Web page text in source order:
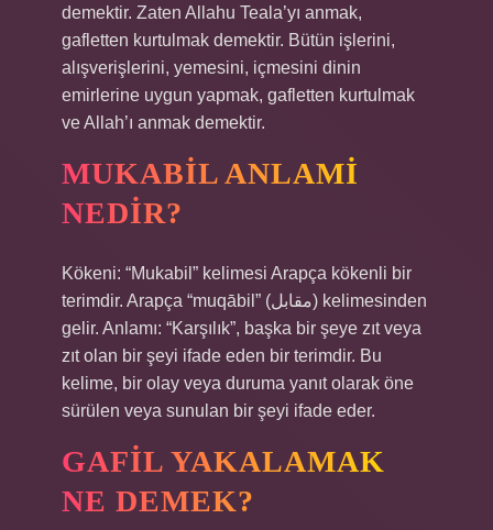
demektir. Zaten Allahu Teala’yı anmak,
gafletten kurtulmak demektir. Bütün işlerini,
alışverişlerini, yemesini, içmesini dinin
emirlerine uygun yapmak, gafletten kurtulmak
ve Allah’ı anmak demektir.
MUKABIL ANLAMI
NEDIR?
Kökeni: “Mukabil” kelimesi Arapça kökenli bir
terimdir. Arapça “muqābil” (مقابل) kelimesinden
gelir. Anlamı: “Karşılık”, başka bir şeye zıt veya
zıt olan bir şeyi ifade eden bir terimdir. Bu
kelime, bir olay veya duruma yanıt olarak öne
sürülen veya sunulan bir şeyi ifade eder.
GAFIL YAKALAMAK
NE DEMEK?